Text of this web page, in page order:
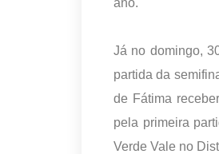
ano.
Já no domingo,
partida da
de Fátima
pela primeira
Verde Vale no